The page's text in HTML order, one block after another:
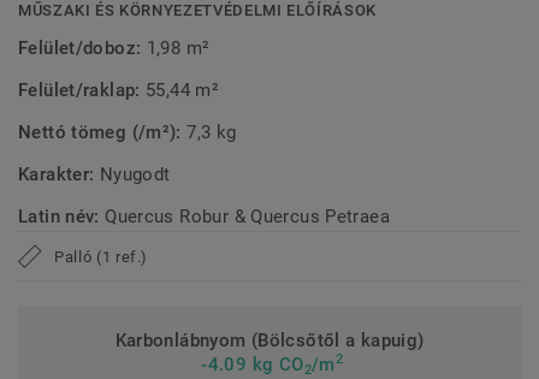
MŰSZAKI ÉS KÖRNYEZETVÉDELMI ELŐÍRÁSOK
Felület/doboz: 1,98 m²
Felület/raklap: 55,44 m²
Nettó tömeg (/m²):7,3 kg
Karakter: Nyugodt
Latin név: Quercus Robur & Quercus Petraea
Palló (1 ref.)
Karbonlábnyom (Bölcsőtől a kapuig)
-4.09 kg CO2/m2